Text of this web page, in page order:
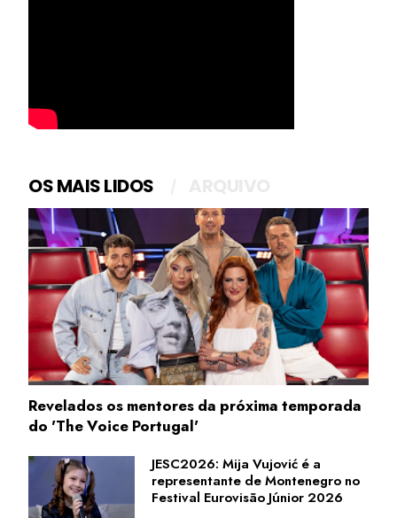
OS MAIS LIDOS
Revelados os mentores da próxima temporada
do 'The Voice Portugal'
JESC2026: Mija Vujović é a
representante de Montenegro no
Festival Eurovisão Júnior 2026